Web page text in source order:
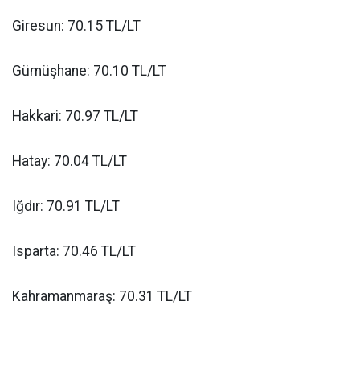
Giresun: 70.15 TL/LT
Gümüşhane: 70.10 TL/LT
Hakkari: 70.97 TL/LT
Hatay: 70.04 TL/LT
Iğdır: 70.91 TL/LT
Isparta: 70.46 TL/LT
Kahramanmaraş: 70.31 TL/LT